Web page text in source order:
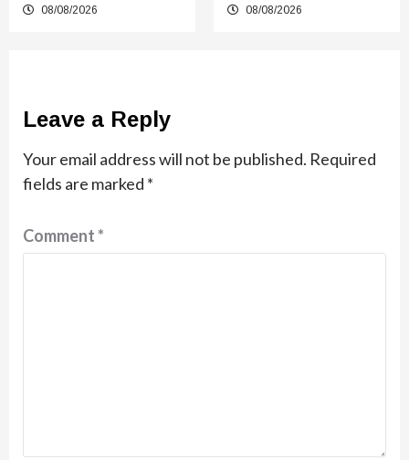
08/08/2026 08/08/2026
Leave a Reply
Your email address will not be published. Required
fields are marked *
Comment*